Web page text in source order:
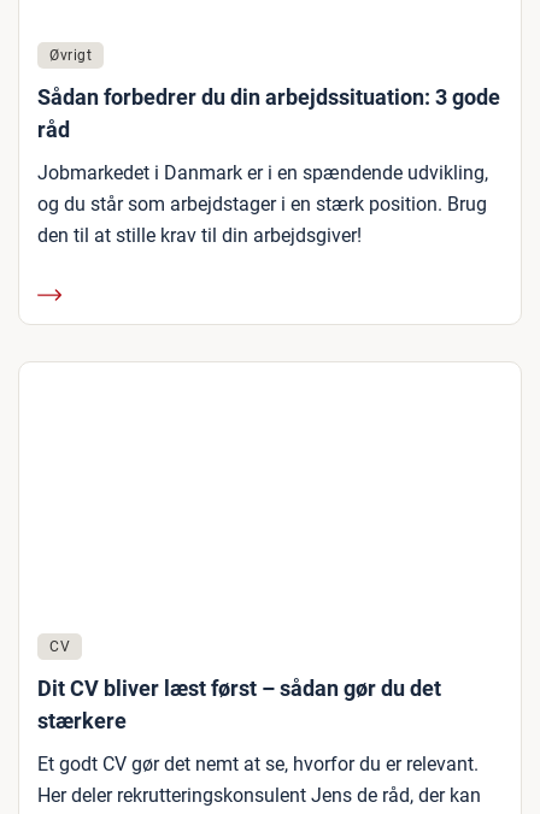
Øvrigt
Sådan forbedrer du din arbejdssituation: 3 gode
råd
Jobmarkedet i Danmark er i en spændende udvikling,
og du står som arbejdstager i en stærk position. Brug
den til at stille krav til din arbejdsgiver!
CV
Dit CV bliver læst først – sådan gør du det
stærkere
Et godt CV gør det nemt at se, hvorfor du er relevant.
Her deler rekrutteringskonsulent Jens de råd, der kan